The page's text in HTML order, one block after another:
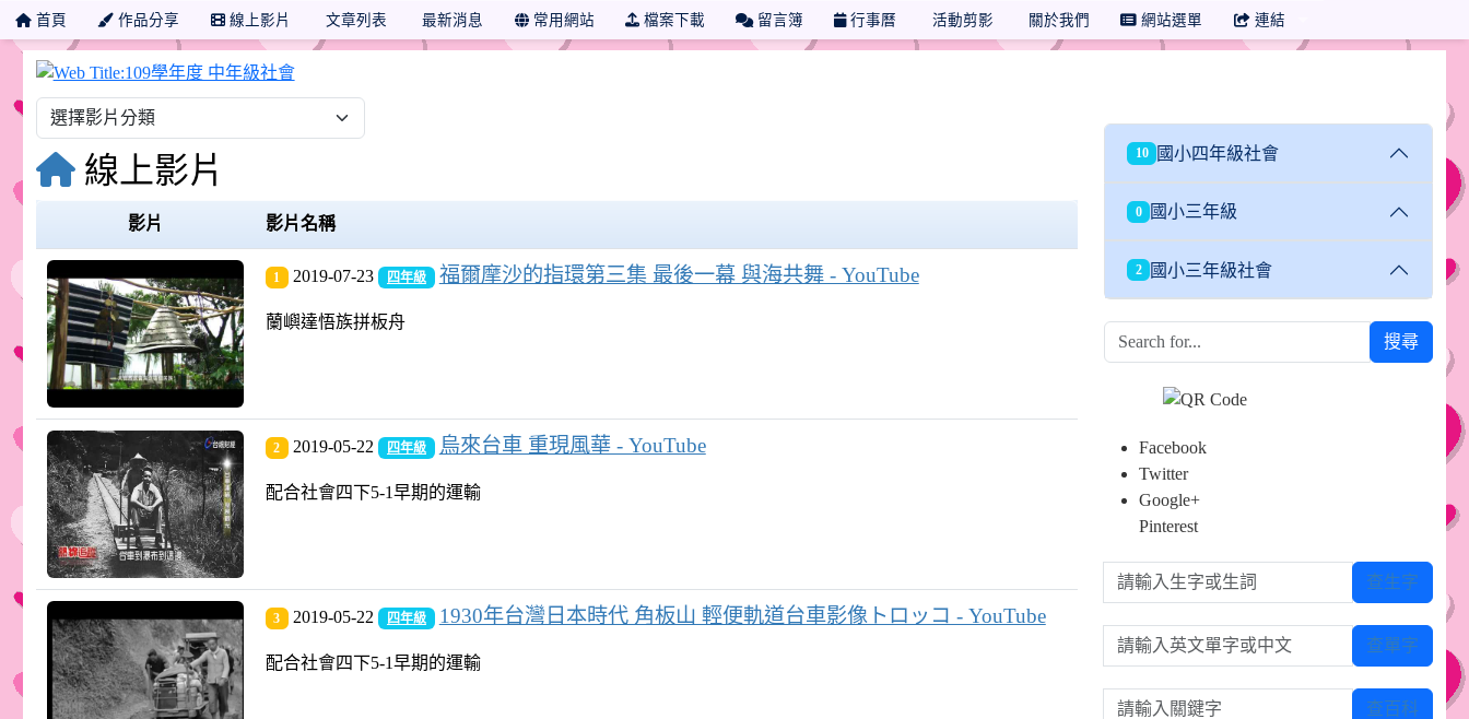
首頁 作品分享 線上影片 文章列表 最新消息 常用網站 檔案下載 留言簿 行事曆 活動剪影 關於我們 網站選單 連結
109學年度 中年級社會
線上影片
影片 影片名稱
1 2019-07-23 四年級 福爾摩沙的指環第三集 最後一幕 與海共舞 - YouTube
蘭嶼達悟族拼板舟
2 2019-05-22 四年級 烏來台車 重現風華 - YouTube
配合社會四下5-1早期的運輸
3 2019-05-22 四年級 1930年台灣日本時代 角板山 輕便軌道台車影像トロッコ - YouTube
配合社會四下5-1早期的運輸
10 國小四年級社會
0 國小三年級
2 國小三年級社會
搜尋
Facebook
Twitter
Google+
Pinterest
請輸入生字或生詞 查生字
請輸入英文單字或中文 查單字
請輸入關鍵字 查百科